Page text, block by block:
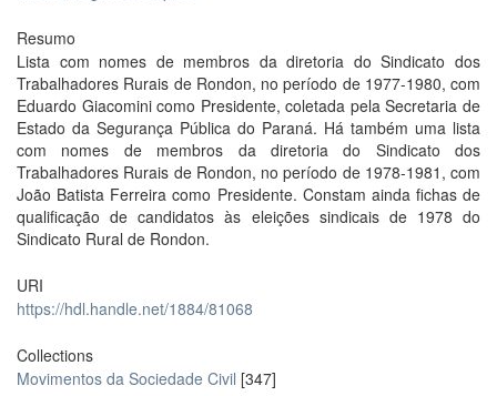
Resumo
Lista com nomes de membros da diretoria do Sindicato dos
Trabalhadores Rurais de Rondon, no período de 1977-1980, com
Eduardo Giacomini como Presidente, coletada pela Secretaria de
Estado da Segurança Pública do Paraná. Há também uma lista
com nomes de membros da diretoria do Sindicato dos
Trabalhadores Rurais de Rondon, no período de 1978-1981, com
João Batista Ferreira como Presidente. Constam ainda fichas de
qualificação de candidatos às eleições sindicais de 1978 do
Sindicato Rural de Rondon.
URI
https://hdl.handle.net/1884/81068
Collections
Movimentos da Sociedade Civil [347]